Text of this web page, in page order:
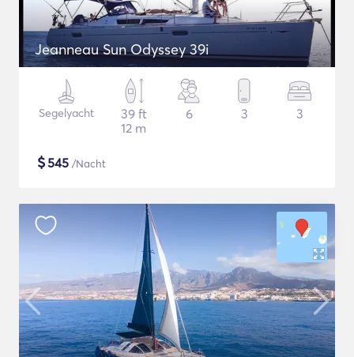
Jeanneau Sun Odyssey 39i
Segelyacht
39 ft
12 m
6 3 3
$545 /Nacht